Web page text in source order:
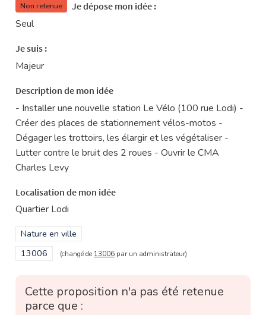
Non retenue Je dépose mon idée :
Seul
Je suis :
Majeur
Description de mon idée
- Installer une nouvelle station Le Vélo (100 rue Lodi) -
Créer des places de stationnement vélos-motos -
Dégager les trottoirs, les élargir et les végétaliser -
Lutter contre le bruit des 2 roues - Ouvrir le CMA
Charles Levy
Localisation de mon idée
Quartier Lodi
Filtrer les résultats de la catégorie : Nature en ville
Nature en ville
Filtrer les résultats pour le secteur : 13006
13006 (changé de 13006 par un administrateur)
Cette proposition n'a pas été retenue
parce que :